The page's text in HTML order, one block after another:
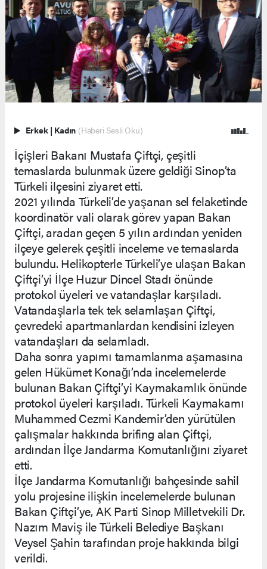
Erkek | Kadın (Haberi Sesli Oku)
İçişleri Bakanı Mustafa Çiftçi, çeşitli
temaslarda bulunmak üzere geldiği Sinop’ta
Türkeli ilçesini ziyaret etti.
2021 yılında Türkeli’de yaşanan sel felaketinde
koordinatör vali olarak görev yapan Bakan
Çiftçi, aradan geçen 5 yılın ardından yeniden
ilçeye gelerek çeşitli inceleme ve temaslarda
bulundu. Helikopterle Türkeli’ye ulaşan Bakan
Çiftçi’yi İlçe Huzur Dincel Stadı önünde
protokol üyeleri ve vatandaşlar karşıladı.
Vatandaşlarla tek tek selamlaşan Çiftçi,
çevredeki apartmanlardan kendisini izleyen
vatandaşları da selamladı.
Daha sonra yapımı tamamlanma aşamasına
gelen Hükümet Konağı’nda incelemelerde
bulunan Bakan Çiftçi’yi Kaymakamlık önünde
protokol üyeleri karşıladı. Türkeli Kaymakamı
Muhammed Cezmi Kandemir’den yürütülen
çalışmalar hakkında brifing alan Çiftçi,
ardından İlçe Jandarma Komutanlığını ziyaret
etti.
İlçe Jandarma Komutanlığı bahçesinde sahil
yolu projesine ilişkin incelemelerde bulunan
Bakan Çiftçi’ye, AK Parti Sinop Milletvekili Dr.
Nazım Maviş ile Türkeli Belediye Başkanı
Veysel Şahin tarafından proje hakkında bilgi
verildi.